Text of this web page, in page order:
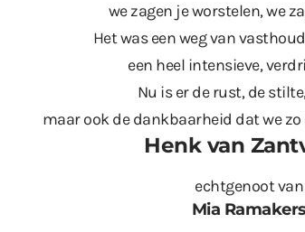
we zagen je worstelen, we
Het was een weg van
een heel intensieve,
Nu is er de rust, de
maar ook de dankbaarheid dat we
Henk van
echtgenoot van
Mia Ramakers